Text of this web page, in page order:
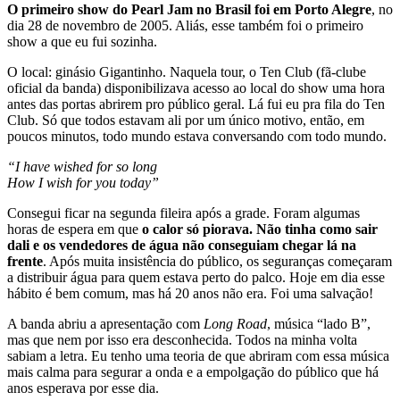
O primeiro show do Pearl Jam no Brasil foi em Porto Alegre, no
dia 28 de novembro de 2005. Aliás, esse também foi o primeiro
show a que eu fui sozinha.
O local: ginásio Gigantinho. Naquela tour, o Ten Club (fã-clube
oficial da banda) disponibilizava acesso ao local do show uma hora
antes das portas abrirem pro público geral. Lá fui eu pra fila do Ten
Club. Só que todos estavam ali por um único motivo, então, em
poucos minutos, todo mundo estava conversando com todo mundo.
“I have wished for so long
How I wish for you today”
Consegui ficar na segunda fileira após a grade. Foram algumas
horas de espera em que o calor só piorava. Não tinha como sair
dali e os vendedores de água não conseguiam chegar lá na
frente. Após muita insistência do público, os seguranças começaram
a distribuir água para quem estava perto do palco. Hoje em dia esse
hábito é bem comum, mas há 20 anos não era. Foi uma salvação!
A banda abriu a apresentação com Long Road, música “lado B”,
mas que nem por isso era desconhecida. Todos na minha volta
sabiam a letra. Eu tenho uma teoria de que abriram com essa música
mais calma para segurar a onda e a empolgação do público que há
anos esperava por esse dia.